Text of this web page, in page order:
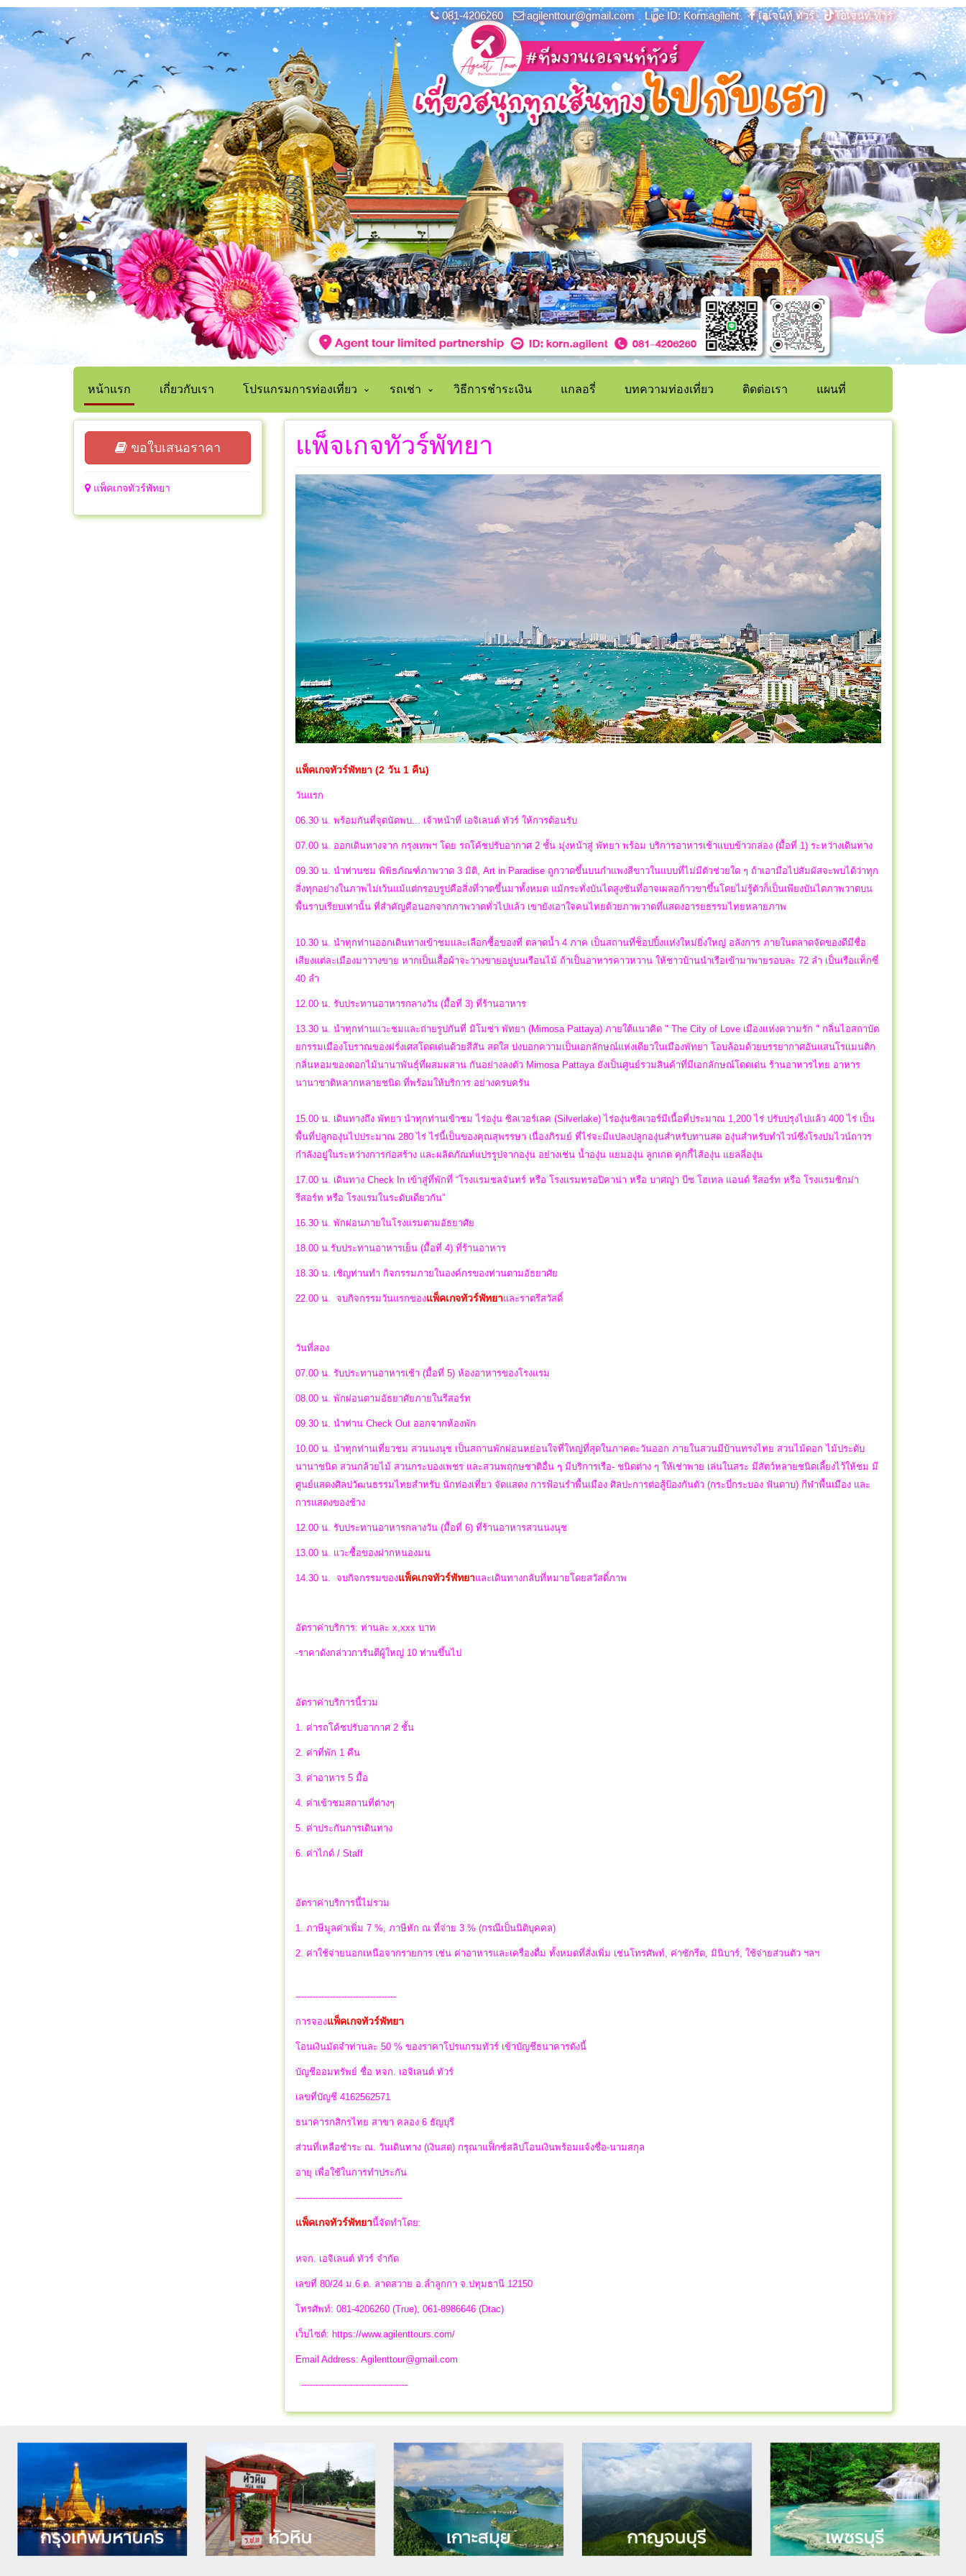
081-4206260 agilenttour@gmail.com Line ID: Korn.agilent เอเจนท์ ทัวร์ เอเจนท์ ทัวร์
หน้าแรก เกี่ยวกับเรา โปรแกรมการท่องเที่ยว รถเช่า วิธีการชำระเงิน แกลอรี่ บทความท่องเที่ยว ติดต่อเรา แผนที่
ขอใบเสนอราคา
แพ็คเกจทัวร์พัทยา
แพ็จเกจทัวร์พัทยา
แพ็คเกจทัวร์พัทยา (2 วัน 1 คืน)
วันแรก
06.30 น. พร้อมกันที่จุดนัดพบ... เจ้าหน้าที่ เอจิเลนต์ ทัวร์ ให้การต้อนรับ
07.00 น. ออกเดินทางจาก กรุงเทพฯ โดย รถโค้ชปรับอากาศ 2 ชั้น มุ่งหน้าสู่ พัทยา พร้อม บริการอาหารเช้าแบบข้าวกล่อง (มื้อที่ 1) ระหว่างเดินทาง
09.30 น. นำท่านชม พิพิธภัณฑ์ภาพวาด 3 มิติ, Art in Paradise ถูกวาดขึ้นบนกำแพงสีขาวในแบบที่ไม่มีตัวช่วยใด ๆ ถ้าเอามือไปสัมผัสจะพบได้ว่าทุก
สิ่งทุกอย่างในภาพไม่เว้นแม้แต่กรอบรูปคือสิ่งที่วาดขึ้นมาทั้งหมด แม้กระทั่งบันไดสูงชันที่อาจเผลอก้าวขาขึ้นโดยไม่รู้ตัวก็เป็นเพียงบันไดภาพวาดบน
พื้นราบเรียบเท่านั้น ที่สำคัญคือนอกจากภาพวาดทั่วไปแล้ว เขายังเอาใจคนไทยด้วยภาพวาดที่แสดงอารยธรรมไทยหลายภาพ
10.30 น. นำทุกท่านออกเดินทางเข้าชมและเลือกซื้อของที่ ตลาดน้ำ 4 ภาค เป็นสถานที่ช็อปปิ้งแห่งใหม่ยิ่งใหญ่ อลังการ ภายในตลาดจัดของดีมีชื่อ
เสียงแต่ละเมืองมาวางขาย หากเป็นเสื้อผ้าจะวางขายอยู่บนเรือนไม้ ถ้าเป็นอาหารคาวหวาน ให้ชาวบ้านนำเรือเข้ามาพายรอบละ 72 ลำ เป็นเรือแท็กซี่
40 ลำ
12.00 น. รับประทานอาหารกลางวัน (มื้อที่ 3) ที่ร้านอาหาร
13.30 น. นำทุกท่านแวะชมและถ่ายรูปกันที่ มิโมซ่า พัทยา (Mimosa Pattaya) ภายใต้แนวคิด " The City of Love เมืองเเห่งความรัก " กลิ่นไอสถาบัต
ยกรรมเมืองโบราณของฝรั่งเศสโดดเด่นด้วยสีสัน สดใส บ่งบอกความเป็นเอกลักษณ์แห่งเดียวในเมืองพัทยา โอบล้อมด้วยบรรยากาศอันแสนโรเเมนติก
กลิ่นหอมของดอกไม้นานาพันธุ์ที่ผสมผสาน กันอย่างลงตัว Mimosa Pattaya ยังเป็นศูนย์รวมสินค้าที่มีเอกลักษณ์โดดเด่น ร้านอาหารไทย อาหาร
นานาชาติหลากหลายชนิด ที่พร้อมให้บริการ อย่างครบครัน
15.00 น. เดินทางถึง พัทยา นำทุกท่านเข้าชม ไร่องุ่น ซิลเวอร์เลค (Silverlake) ไร่องุ่นซิลเวอร์มีเนื้อที่ประมาณ 1,200 ไร่ ปรับปรุงไปแล้ว 400 ไร่ เป็น
พื้นที่ปลูกองุ่นไปประมาณ 280 ไร่ ไร่นี้เป็นของคุณสุพรรษา เนื่องภิรมย์ ที่ไร่จะมีแปลงปลูกองุ่นสำหรับทานสด องุ่นสำหรับทำไวน์ซึ่งโรงบ่มไวน์ถาวร
กำลังอยู่ในระหว่างการก่อสร้าง และผลิตภัณท์แปรรูปจากองุ่น อย่างเช่น น้ำองุ่น แยมองุ่น ลูกเกด คุกกี้ไส้องุ่น แยลลี่องุ่น
17.00 น. เดินทาง Check In เข้าสู่ที่พักที่ “โรงแรมชลจันทร์ หรือ โรงแรมทรอปิคาน่า หรือ บาศญ่า บีช โฮเทล แอนด์ รีสอร์ท หรือ โรงแรมซิกม่า
รีสอร์ท หรือ โรงแรมในระดับเดียวกัน”
16.30 น. พักผ่อนภายในโรงแรมตามอัธยาศัย
18.00 น.รับประทานอาหารเย็น (มื้อที่ 4) ที่ร้านอาหาร
18.30 น. เชิญท่านทำ กิจกรรมภายในองค์กรของท่านตามอัธยาศัย
22.00 น. จบกิจกรรมวันแรกของแพ็คเกจทัวร์พัทยาและราตรีสวัสดิ์
วันที่สอง
07.00 น. รับประทานอาหารเช้า (มื้อที่ 5) ห้องอาหารของโรงแรม
08.00 น. พักผ่อนตามอัธยาศัยภายในรีสอร์ท
09.30 น. นำท่าน Check Out ออกจากห้องพัก
10.00 น. นำทุกท่านเที่ยวชม สวนนงนุช เป็นสถานพักผ่อนหย่อนใจที่ใหญ่ที่สุดในภาคตะวันออก ภายในสวนมีบ้านทรงไทย สวนไม้ดอก ไม้ประดับ
นานาชนิด สวนกล้วยไม้ สวนกระบองเพชร และสวนพฤกษชาติอื่น ๆ มีบริการเรือ- ชนิดต่าง ๆ ให้เช่าพาย เล่นในสระ มีสัตว์หลายชนิดเลี้ยงไว้ให้ชม มี
ศูนย์แสดงศิลปวัฒนธรรมไทยสำหรับ นักท่องเที่ยว จัดแสดง การฟ้อนรำพื้นเมือง ศิลปะการต่อสู้ป้องกันตัว (กระบี่กระบอง ฟันดาบ) กีฬาพื้นเมือง และ
การแสดงของช้าง
12.00 น. รับประทานอาหารกลางวัน (มื้อที่ 6) ที่ร้านอาหารสวนนงนุช
13.00 น. แวะซื้อของฝากหนองมน
14.30 น. จบกิจกรรมของแพ็คเกจทัวร์พัทยาและเดินทางกลับที่หมายโดยสวัสดิ์ภาพ
อัตราค่าบริการ: ท่านละ x,xxx บาท
-ราคาดังกล่าวการันตีผู้ใหญ่ 10 ท่านขึ้นไป
อัตราค่าบริการนี้รวม
1. ค่ารถโค้ชปรับอากาศ 2 ชั้น
2. ค่าที่พัก 1 คืน
3. ค่าอาหาร 5 มื้อ
4. ค่าเข้าชมสถานที่ต่างๆ
5. ค่าประกันการเดินทาง
6. ค่าไกด์ / Staff
อัตราค่าบริการนี้ไม่รวม
1. ภาษีมูลค่าเพิ่ม 7 %, ภาษีหัก ณ ที่จ่าย 3 % (กรณีเป็นนิติบุคคล)
2. ค่าใช้จ่ายนอกเหนือจากรายการ เช่น ค่าอาหารและเครื่องดื่ม ทั้งหมดที่สั่งเพิ่ม เช่นโทรศัพท์, ค่าซักรีด, มินิบาร์, ใช้จ่ายส่วนตัว ฯลฯ
-----------------------------------
การจองแพ็คเกจทัวร์พัทยา
โอนเงินมัดจำท่านละ 50 % ของราคาโปรแกรมทัวร์ เข้าบัญชีธนาคารดังนี้
บัญชีออมทรัพย์ ชื่อ หจก. เอจิเลนต์ ทัวร์
เลขที่บัญชี 4162562571
ธนาคารกสิกรไทย สาขา คลอง 6 ธัญบุรี
ส่วนที่เหลือชำระ ณ. วันเดินทาง (เงินสด) กรุณาแฟ็กซ์สลิปโอนเงินพร้อมแจ้งชื่อ-นามสกุล
อายุ เพื่อใช้ในการทำประกัน
-------------------------------------
แพ็คเกจทัวร์พัทยานี้จัดทำโดย:
หจก. เอจิเลนต์ ทัวร์ จำกัด
เลขที่ 80/24 ม.6 ต. ลาดสวาย อ.ลำลูกกา จ.ปทุมธานี 12150
โทรศัพท์: 081-4206260 (True), 061-8986646 (Dtac)
เว็บไซต์: https://www.agilenttours.com/
Email Address: Agilenttour@gmail.com
-------------------------------------